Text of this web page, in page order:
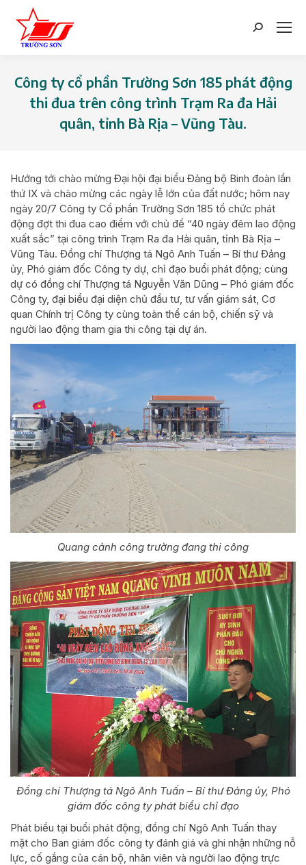
Search:
Công ty cổ phần Trường Sơn 185 phát động
thi đua trên công trình Trạm Ra đa Hải
quân, tỉnh Bà Rịa – Vũng Tàu.
Hướng tới chào mừng Đại hội đại biểu Đảng bộ Binh đoàn lần
thứ IX và chào mừng các ngày lễ lớn của đất nước; hôm nay
ngày 20/7 Công ty Cổ phần Trường Sơn 185 tổ chức phát
động đợt thi đua cao điểm với chủ đề “40 ngày đêm lao động
xuất sắc” tại công trình Trạm Ra đa Hải quân, tỉnh Bà Rịa –
Vũng Tàu. Đồng chí Thượng tá Ngô Anh Tuấn – Bí thư Đảng
ủy, Phó giám đốc Công ty dự, chỉ đạo buổi phát động; cùng
dự có đồng chí Thượng tá Nguyễn Văn Dũng – Phó giám đốc
Công ty, đại biểu đại diện chủ đầu tư, tư vấn giám sát, Cơ
quan Chính trị Công ty cùng toàn thể cán bộ, chiến sỹ và
người lao động tham gia thi công tại dự án.
Quang cảnh công trường đang thi công
Đồng chí Thượng tá Ngô Anh Tuấn – Bí thư Đảng ủy, Phó
giám đốc công ty phát biểu chỉ đạo
Phát biểu tại buổi phát động, đồng chí Ngô Anh Tuấn thay
mặt cho Ban giám đốc công ty đánh giá và ghi nhận những nỗ
lực, cố gắng của cán bộ, nhân viên và người lao động trực